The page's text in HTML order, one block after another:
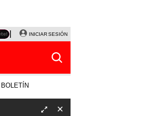
NALDY SALDAÑA
INICIAR SESIÓN
BOLETÍN